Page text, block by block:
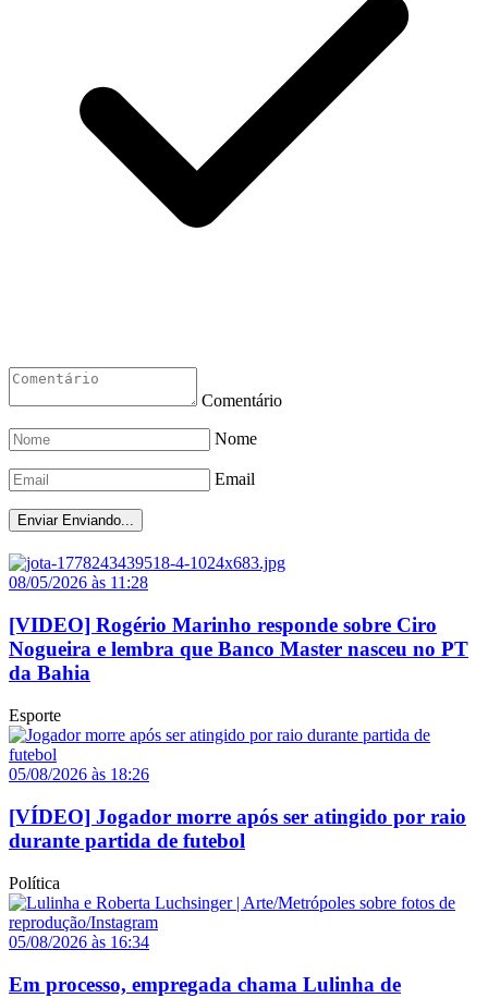
Comentário
Nome
Email
Enviar Enviando...
08/05/2026 às 11:28
[VIDEO] Rogério Marinho responde sobre Ciro
Nogueira e lembra que Banco Master nasceu no PT
da Bahia
Esporte
05/08/2026 às 18:26
[VÍDEO] Jogador morre após ser atingido por raio
durante partida de futebol
Política
05/08/2026 às 16:34
Em processo, empregada chama Lulinha de